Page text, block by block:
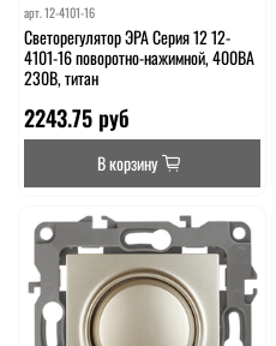
арт.12-4101-16
Светорегулятор ЭРА Серия 12 12-
4101-16 поворотно-нажимной, 400ВА
230В, титан
2243.75 руб
В корзину